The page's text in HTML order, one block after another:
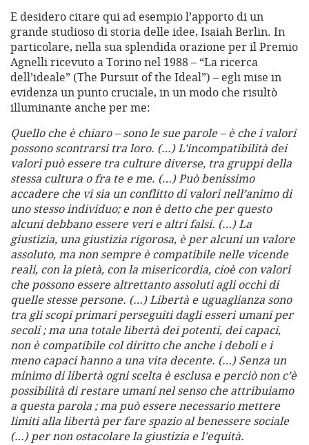
E desidero citare qui ad esempio l’apporto di un
grande studioso di storia delle idee, Isaiah Berlin. In
particolare, nella sua splendida orazione per il Premio
Agnelli ricevuto a Torino nel 1988 – “La ricerca
dell’ideale” (The Pursuit of the Ideal”) – egli mise in
evidenza un punto cruciale, in un modo che risultò
illuminante anche per me:
Quello che è chiaro – sono le sue parole – è che i valori
possono scontrarsi tra loro. (…) L’incompatibilità dei
valori può essere tra culture diverse, tra gruppi della
stessa cultura o fra te e me. (…) Può benissimo
accadere che vi sia un conflitto di valori nell’animo di
uno stesso individuo; e non è detto che per questo
alcuni debbano essere veri e altri falsi. (…) La
giustizia, una giustizia rigorosa, è per alcuni un valore
assoluto, ma non sempre è compatibile nelle vicende
reali, con la pietà, con la misericordia, cioè con valori
che possono essere altrettanto assoluti agli occhi di
quelle stesse persone. (…) Libertà e uguaglianza sono
tra gli scopi primari perseguiti dagli esseri umani per
secoli ; ma una totale libertà dei potenti, dei capaci,
non è compatibile col diritto che anche i deboli e i
meno capaci hanno a una vita decente. (…) Senza un
minimo di libertà ogni scelta è esclusa e perciò non c’è
possibilità di restare umani nel senso che attribuiamo
a questa parola ; ma può essere necessario mettere
limiti alla libertà per fare spazio al benessere sociale
(…) per non ostacolare la giustizia e l’equità.